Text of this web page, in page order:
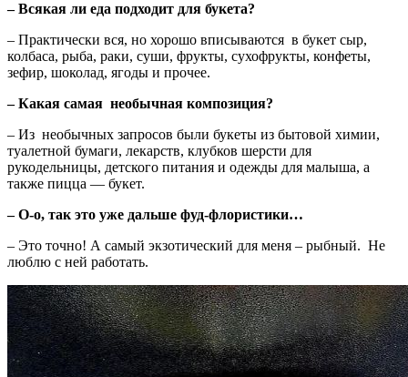
– Всякая ли еда подходит для букета?
– Практически вся, но хорошо вписываются в букет сыр,
колбаса, рыба, раки, суши, фрукты, сухофрукты, конфеты,
зефир, шоколад, ягоды и прочее.
– Какая самая необычная композиция?
– Из необычных запросов были букеты из бытовой химии,
туалетной бумаги, лекарств, клубков шерсти для
рукодельницы, детского питания и одежды для малыша, а
также пицца — букет.
– О-о, так это уже дальше фуд-флористики…
– Это точно! А самый экзотический для меня – рыбный. Не
люблю с ней работать.